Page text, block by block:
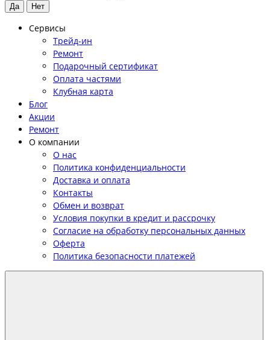
Сервисы
Трейд-ин
Ремонт
Подарочный сертификат
Оплата частями
Клубная карта
Блог
Акции
Ремонт
О компании
О нас
Политика конфиденциальности
Доставка и оплата
Контакты
Обмен и возврат
Условия покупки в кредит и рассрочку
Согласие на обработку персональных данных
Оферта
Политика безопасности платежей